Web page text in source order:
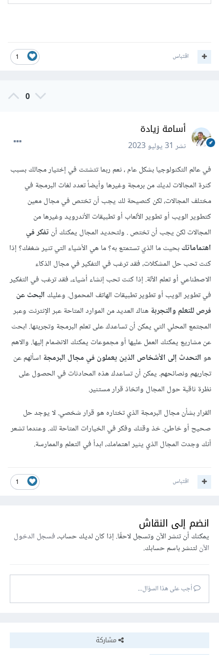
1 اقتباس
0
أسامة زيادة
نشر31 يوليو 2023
في عالم التكنولوجيا بشكل عام ، نعم ربما تتشتت في إختيار مجالك بسبب
كثرة المجالات لديك من برمجة وغيرها وأيضاً تعدد لغات البرمجة في
مختلف المجالات، لكن كنصيحة لك يجب أن تختص في مجال معين
كتطوير الويب أو تطوير الألعاب أو تطبيقات الأندرويد وغيرها من
المجالات لكن يجب أن تختص . ولتحديد المجال يمكنك أن تفكر في
اهتماماتكبحيث ما الذي تستمتع به؟ ما هي الأشياء التي تثير شغفك؟ إذا
كنت تحب حل المشكلات، فقد ترغب في التفكير في مجال الذكاء
الاصطناعي أو تعلم الآلة. إذا كنت تحب إنشاء أشياء، فقد ترغب في التفكير
في تطوير الويب أو تطوير تطبيقات الهاتف المحمول. وعليكالبحث عن
فرص للتعلم والتجربةهناك العديد من الموارد المتاحة عبر الإنترنت وعبر
المجتمع المحلي التي يمكن أن تساعدك على تعلم البرمجة وتجربتها. ابحث
عن مشاريع يمكنك العمل عليها أو مجموعات يمكنك الانضمام إليها. والاهم
هوالتحدث إلى الأشخاص الذين يعملون في مجال البرمجة اسألهم عن
تجاربهم ونصائحهم. يمكن أن تساعدك هذه المحادثات في الحصول على
نظرة ثاقبة حول المجال واتخاذ قرار مستنير.
القرار بشأن مجال البرمجة الذي تختاره هو قرار شخصي. لا يوجد حل
صحيح أو خاطئ. خذ وقتك وفكر في الخيارات المتاحة لك. وعندما تشعر
أنك وجدت المجال الذي يثير اهتمامك، ابدأ في التعلم والممارسة.
1 اقتباس
انضم إلى النقاش
يمكنك أن تنشر الآن وتسجل لاحقًا. إذا كان لديك حساب،فسجل الدخول
الآنلتنشر باسم حسابك.
أجب على هذا السؤال...
مشاركة